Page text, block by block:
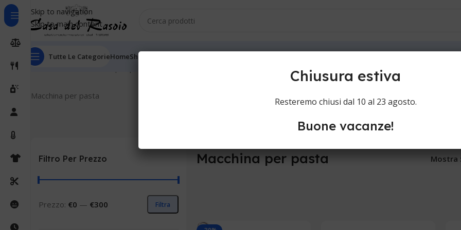
Skip to navigation
Skip to main content
Tutte Le CategorieHomeShop
Home
Macchina per pasta
Filtro Per Prezzo
Filtra
Prezzo: €0 — €300
Macchina per pasta Mostra
Chiusura estiva
Resteremo chiusi dal 10 al 23 agosto.
Buone vacanze!